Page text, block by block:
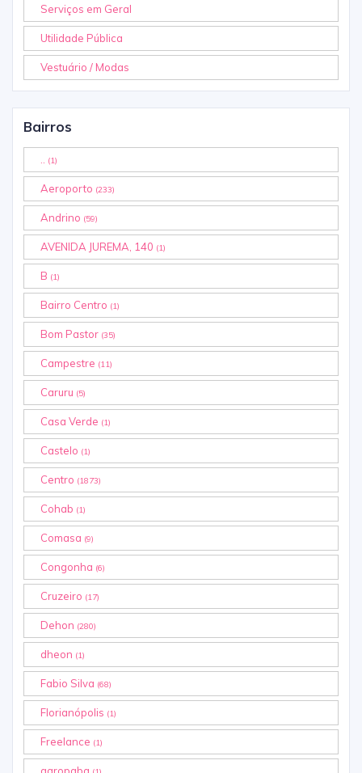
Serviços em Geral
Utilidade Pública
Vestuário / Modas
Bairros
(1)
Aeroporto (233)
Andrino (59)
AVENIDA JUREMA, 140 (1)
B (1)
Bairro Centro (1)
Bom Pastor (35)
Campestre (11)
Caruru (5)
Casa Verde (1)
Castelo (1)
Centro (1873)
Cohab (1)
Comasa (9)
Congonha (6)
Cruzeiro (17)
Dehon (280)
dheon (1)
Fabio Silva (68)
Florianópolis (1)
Freelance (1)
garopaba